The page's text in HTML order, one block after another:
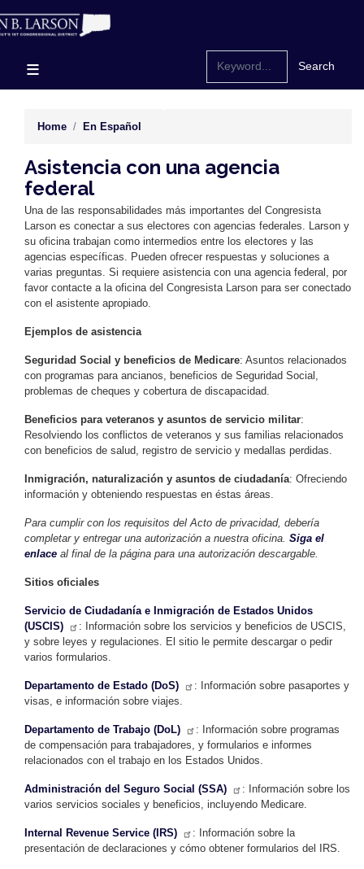
to
main
Home En Español
Asistencia con una agencia
federal
Una de las responsabilidades más importantes del Congresista
Larson es conectar a sus electores con agencias federales. Larson y
su oficina trabajan como intermedios entre los electores y las
agencias específicas. Pueden ofrecer respuestas y soluciones a
varias preguntas. Si requiere asistencia con una agencia federal, por
favor contacte a la oficina del Congresista Larson para ser conectado
con el asistente apropiado.
Ejemplos de asistencia
Seguridad Social y beneficios de Medicare: Asuntos relacionados
con programas para ancianos, beneficios de Seguridad Social,
problemas de cheques y cobertura de discapacidad.
Beneficios para veteranos y asuntos de servicio militar:
Resolviendo los conflictos de veteranos y sus familias relacionados
con beneficios de salud, registro de servicio y medallas perdidas.
Inmigración, naturalización y asuntos de ciudadanía: Ofreciendo
información y obteniendo respuestas en éstas áreas.
Para cumplir con los requisitos del Acto de privacidad, debería
completar y entregar una autorización a nuestra oficina. Siga el
enlace al final de la página para una autorización descargable.
Sitios oficiales
Servicio de Ciudadanía e Inmigración de Estados Unidos
(USCIS)
: Información sobre los servicios y beneficios de USCIS,
y sobre leyes y regulaciones. El sitio le permite descargar o pedir
varios formularios.
Departamento de Estado (DoS)
: Información sobre pasaportes y
visas, e información sobre viajes.
Departamento de Trabajo (DoL)
: Información sobre programas
de compensación para trabajadores, y formularios e informes
relacionados con el trabajo en los Estados Unidos.
Administración del Seguro Social (SSA)
: Información sobre los
varios servicios sociales y beneficios, incluyendo Medicare.
Internal Revenue Service (IRS)
: Información sobre la
presentación de declaraciones y cómo obtener formularios del IRS.